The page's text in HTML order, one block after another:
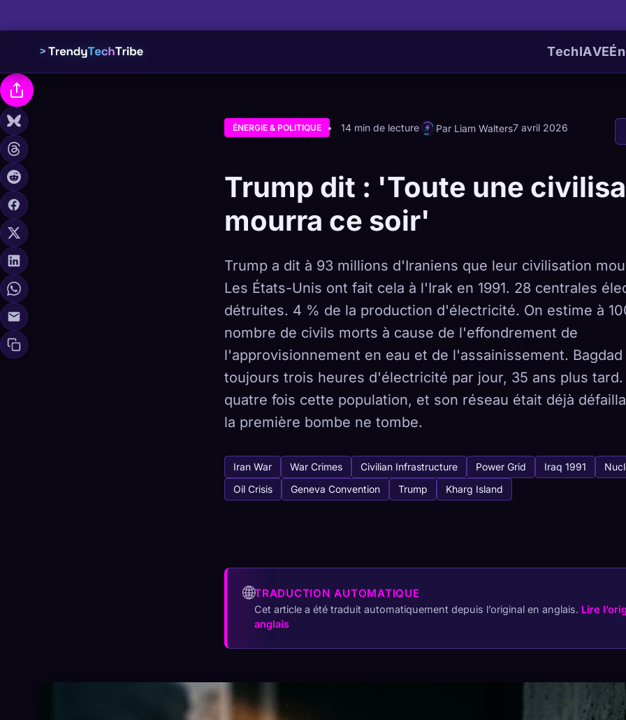
TechIAVE
ÉNERGIE & POLITIQUE 14 min de lecture Par Liam Walters7 avril 2026
Trump dit : 'Toute une
mourra ce soir'
Trump a dit à 93 millions d'Iraniens que leur civilisation
Les États-Unis ont fait cela à l'Irak en 1991. 28 centrales
détruites. 4 % de la production d'électricité. On estime à
nombre de civils morts à cause de l'effondrement de
l'approvisionnement en eau et de l'assainissement.
toujours trois heures d'électricité par jour, 35 ans plus tard.
quatre fois cette population, et son réseau était déjà
la première bombe ne tombe.
Iran War War Crimes Civilian Infrastructure Power Grid Iraq 1991
Oil Crisis
Geneva Convention Trump Kharg Island
🌐TRADUCTION AUTOMATIQUE
Cet article a été traduit automatiquement depuis l’original en anglais. Lire
anglais
🧬 Xeno Database
Collectés : 0/ 441
☁️Sauvegardez votre collection sur tous les appareils